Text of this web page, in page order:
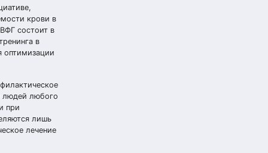
крови в
состоит в
в
оптимизации
людей любого
при
лишь
лечение